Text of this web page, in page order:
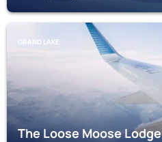
GRAND LAKE
The Loose Moose Lodge